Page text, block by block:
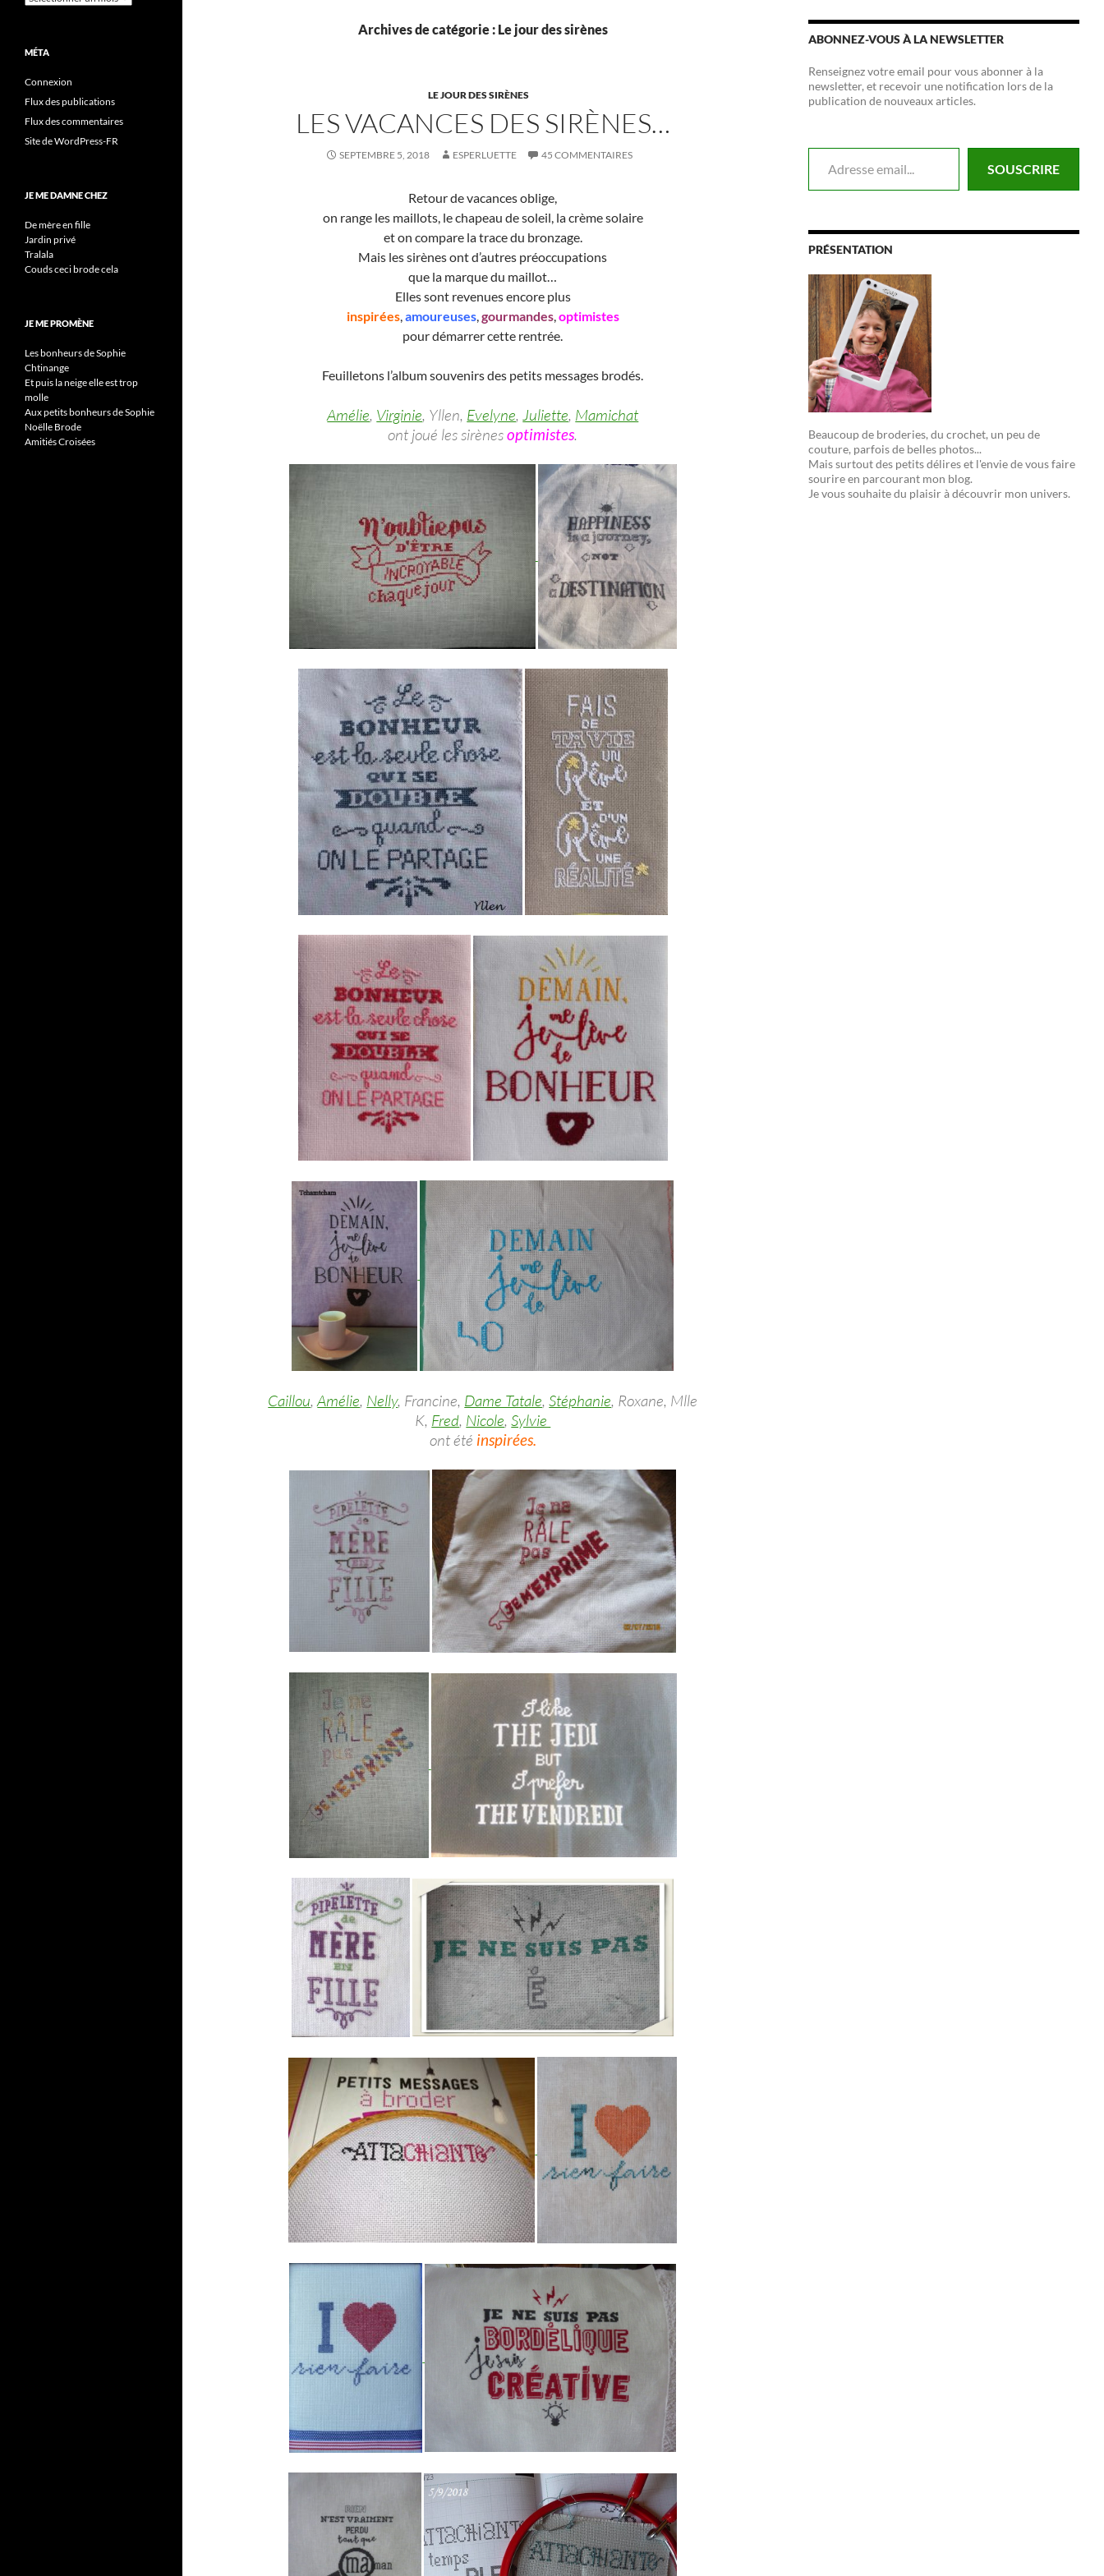
Archives de catégorie : Le jour des sirènes
LE JOUR DES SIRÈNES
LES VACANCES DES SIRÈNES…
SEPTEMBRE 5, 2018 ESPERLUETTE 45 COMMENTAIRES
Retour de vacances oblige,
on range les maillots, le chapeau de soleil, la crème solaire
et on compare la trace du bronzage.
Mais les sirènes ont d’autres préoccupations
que la marque du maillot…
Elles sont revenues encore plus
inspirées,amoureuses,gourmandes,optimistes
pour démarrer cette rentrée.
Feuilletons l’album souvenirs des petits messages brodés.
Amélie, Virginie, Yllen, Evelyne,Juliette, Mamichat
ont joué les sirènesoptimistes.
Caillou,Amélie, Nelly, Francine, Dame Tatale,Stéphanie, Roxane, Mlle
K, Fred, Nicole,Sylvie
ont été inspirées.
ABONNEZ-VOUS À LA NEWSLETTER
Renseignez votre email pour vous abonner à la
newsletter, et recevoir une notification lors de la
publication de nouveaux articles.
Adresse email...
SOUSCRIRE
PRÉSENTATION
Beaucoup de broderies, du crochet, un peu de
couture, parfois de belles photos...
Mais surtout des petits délires et l'envie de vous faire
sourire en parcourant mon blog.
Je vous souhaite du plaisir à découvrir mon univers.
MÉTA
Connexion
Flux des publications
Flux des commentaires
Site de WordPress-FR
JE ME DAMNE CHEZ
De mère en fille
Jardin privé
Tralala
Couds ceci brode cela
JE ME PROMÈNE
Les bonheurs de Sophie
Chtinange
Et puis la neige elle est trop
molle
Aux petits bonheurs de Sophie
Noëlle Brode
Amitiés Croisées